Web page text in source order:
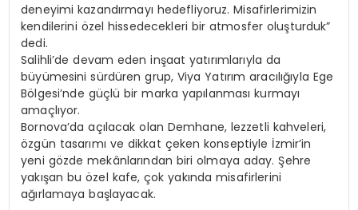
deneyimi kazandırmayı hedefliyoruz. Misafirlerimizin
kendilerini özel hissedecekleri bir atmosfer oluşturduk”
dedi.
Salihli’de devam eden inşaat yatırımlarıyla da
büyümesini sürdüren grup, Viya Yatırım aracılığıyla Ege
Bölgesi’nde güçlü bir marka yapılanması kurmayı
amaçlıyor.
Bornova’da açılacak olan Demhane, lezzetli kahveleri,
özgün tasarımı ve dikkat çeken konseptiyle İzmir’in
yeni gözde mekânlarından biri olmaya aday. Şehre
yakışan bu özel kafe, çok yakında misafirlerini
ağırlamaya başlayacak.